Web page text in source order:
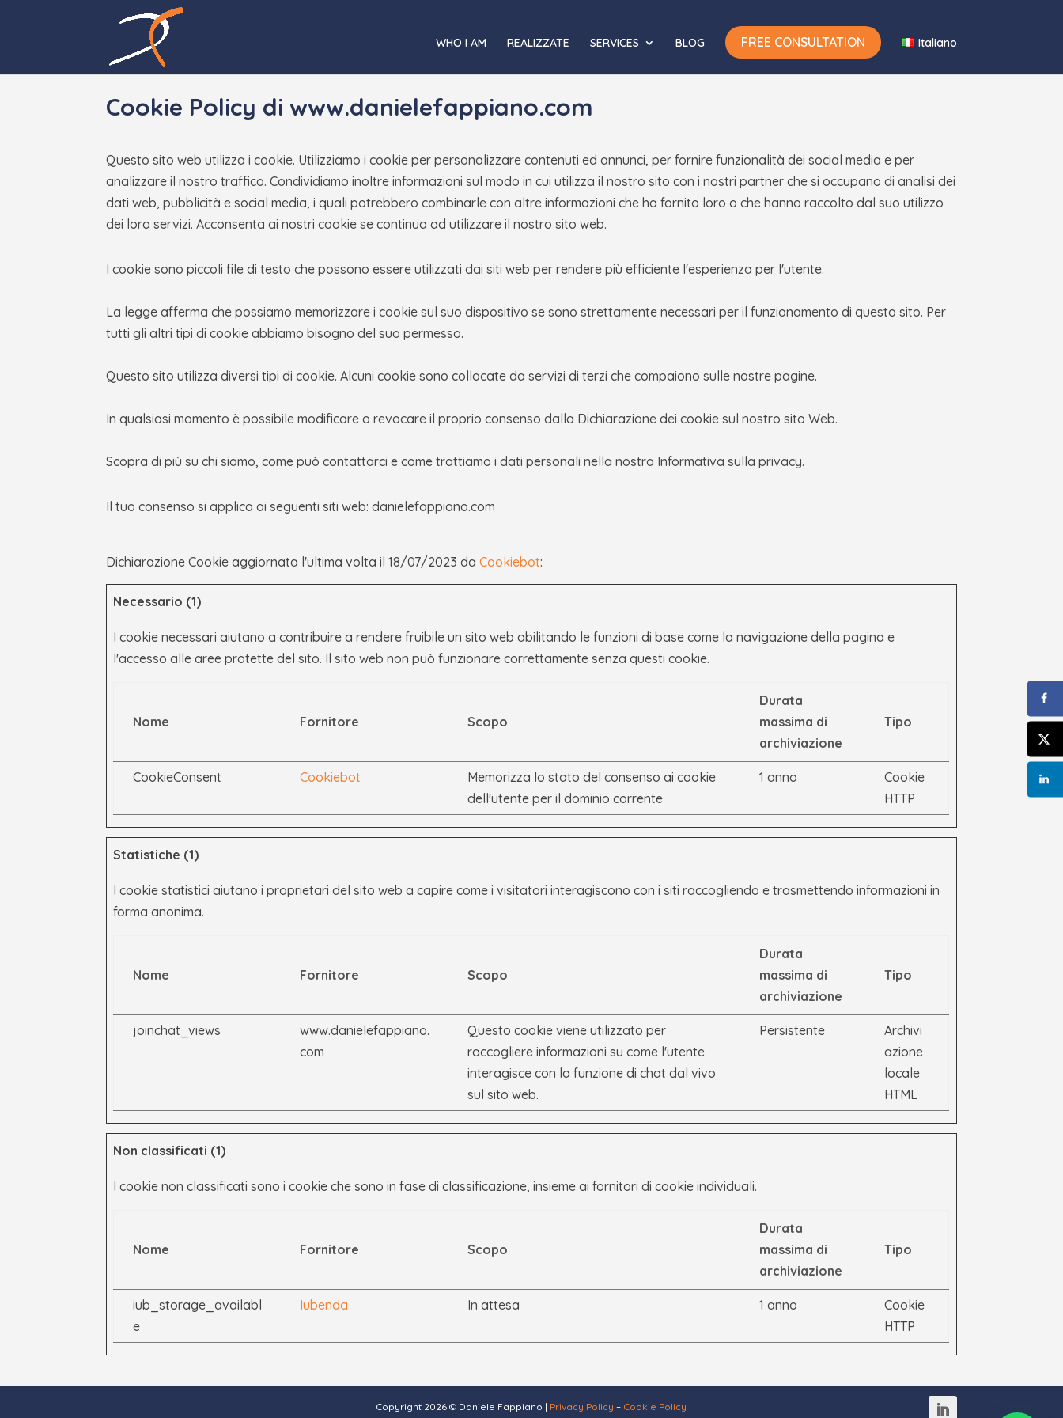
WHO I AM REALIZZATE SERVICES BLOG FREE CONSULTATION Italiano
Cookie Policy di www.danielefappiano.com
Questo sito web utilizza i cookie. Utilizziamo i cookie per personalizzare contenuti ed annunci, per fornire funzionalità dei social media e per
analizzare il nostro traffico. Condividiamo inoltre informazioni sul modo in cui utilizza il nostro sito con i nostri partner che si occupano di analisi dei
dati web, pubblicità e social media, i quali potrebbero combinarle con altre informazioni che ha fornito loro o che hanno raccolto dal suo utilizzo
dei loro servizi. Acconsenta ai nostri cookie se continua ad utilizzare il nostro sito web.
I cookie sono piccoli file di testo che possono essere utilizzati dai siti web per rendere più efficiente l'esperienza per l'utente.
La legge afferma che possiamo memorizzare i cookie sul suo dispositivo se sono strettamente necessari per il funzionamento di questo sito. Per
tutti gli altri tipi di cookie abbiamo bisogno del suo permesso.
Questo sito utilizza diversi tipi di cookie. Alcuni cookie sono collocate da servizi di terzi che compaiono sulle nostre pagine.
In qualsiasi momento è possibile modificare o revocare il proprio consenso dalla Dichiarazione dei cookie sul nostro sito Web.
Scopra di più su chi siamo, come può contattarci e come trattiamo i dati personali nella nostra Informativa sulla privacy.
Il tuo consenso si applica ai seguenti siti web: danielefappiano.com
Dichiarazione Cookie aggiornata l'ultima volta il 18/07/2023 daCookiebot:
Necessario (1)
I cookie necessari aiutano a contribuire a rendere fruibile un sito web abilitando le funzioni di base come la navigazione della pagina e
l'accesso alle aree protette del sito. Il sito web non può funzionare correttamente senza questi cookie.
Nome Fornitore Scopo
Durata
massima di
archiviazione
Tipo
CookieConsent Cookiebot
Memorizza lo stato del consenso ai cookie
dell'utente per il dominio corrente
1 anno
Cookie
HTTP
Statistiche (1)
I cookie statistici aiutano i proprietari del sito web a capire come i visitatori interagiscono con i siti raccogliendo e trasmettendo informazioni in
forma anonima.
Nome Fornitore Scopo
Durata
massima di
archiviazione
Tipo
joinchat_views
www.danielefappiano.
com
Questo cookie viene utilizzato per
raccogliere informazioni su come l'utente
interagisce con la funzione di chat dal vivo
sul sito web.
Persistente
Archivi
azione
locale
HTML
Non classificati (1)
I cookie non classificati sono i cookie che sono in fase di classificazione, insieme ai fornitori di cookie individuali.
Nome Fornitore Scopo
Durata
massima di
archiviazione
Tipo
iub_storage_availabl
e
Iubenda In attesa 1 anno
Cookie
HTTP
Copyright 2026 © Daniele Fappiano | Privacy Policy – Cookie Policy